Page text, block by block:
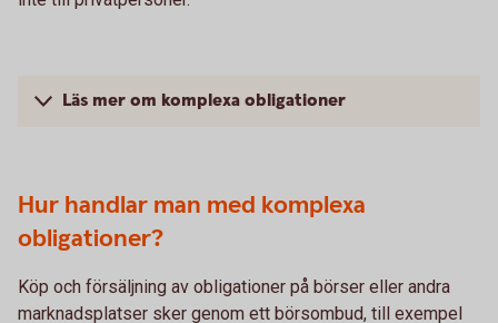
Läs mer om komplexa obligationer
Hur handlar man med komplexa
obligationer?
Köp och försäljning av obligationer på börser eller andra
marknadsplatser sker genom ett börsombud, till exempel